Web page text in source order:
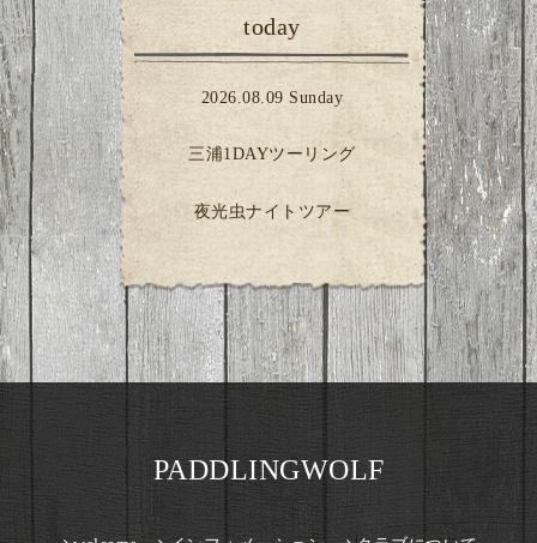
today
2026.08.09 Sunday
三浦1DAYツーリング
夜光虫ナイトツアー
PADDLINGWOLF